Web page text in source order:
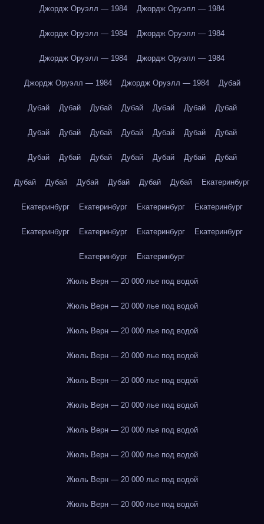
Джордж Оруэлл — 1984 Джордж Оруэлл — 1984
Джордж Оруэлл — 1984 Джордж Оруэлл — 1984
Джордж Оруэлл — 1984 Джордж Оруэлл — 1984
Джордж Оруэлл — 1984 Джордж Оруэлл — 1984 Дубай
Дубай Дубай Дубай Дубай Дубай Дубай Дубай
Дубай Дубай Дубай Дубай Дубай Дубай Дубай
Дубай Дубай Дубай Дубай Дубай Дубай Дубай
Дубай Дубай Дубай Дубай Дубай Дубай Екатеринбург
Екатеринбург Екатеринбург Екатеринбург Екатеринбург
Екатеринбург Екатеринбург Екатеринбург Екатеринбург
Екатеринбург Екатеринбург
Жюль Верн — 20 000 лье под водой
Жюль Верн — 20 000 лье под водой
Жюль Верн — 20 000 лье под водой
Жюль Верн — 20 000 лье под водой
Жюль Верн — 20 000 лье под водой
Жюль Верн — 20 000 лье под водой
Жюль Верн — 20 000 лье под водой
Жюль Верн — 20 000 лье под водой
Жюль Верн — 20 000 лье под водой
Жюль Верн — 20 000 лье под водой